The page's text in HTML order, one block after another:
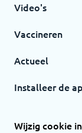
Video's
Vaccineren
Actueel
Installeer de
Wijzig cookie